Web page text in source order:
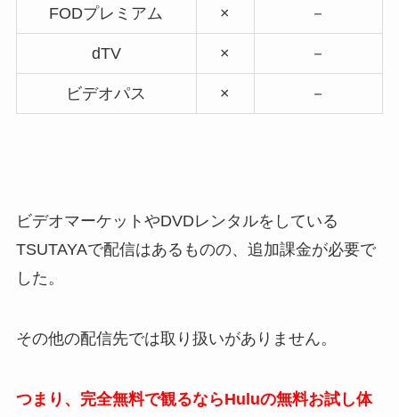
FODプレミアム × －
dTV × －
ビデオパス × －
ビデオマーケットやDVDレンタルをしている
TSUTAYAで配信はあるものの、追加課金が必要で
した。
その他の配信先では取り扱いがありません。
つまり、完全無料で観るならHuluの無料お試し体